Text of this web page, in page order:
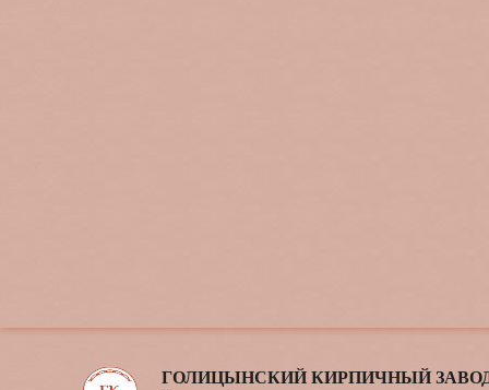
ГОЛИЦЫНСКИЙ КИРПИЧНЫЙ